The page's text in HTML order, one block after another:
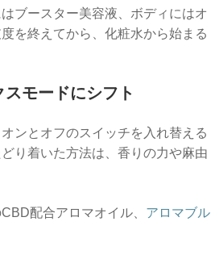
ブースター美容液、ボディにはオ
を終えてから、化粧水から始まる
スモードにシフト
ンとオフのスイッチを入れ替える
り着いた方法は、香りの力や麻由
配合アロマオイル、 アロマブル